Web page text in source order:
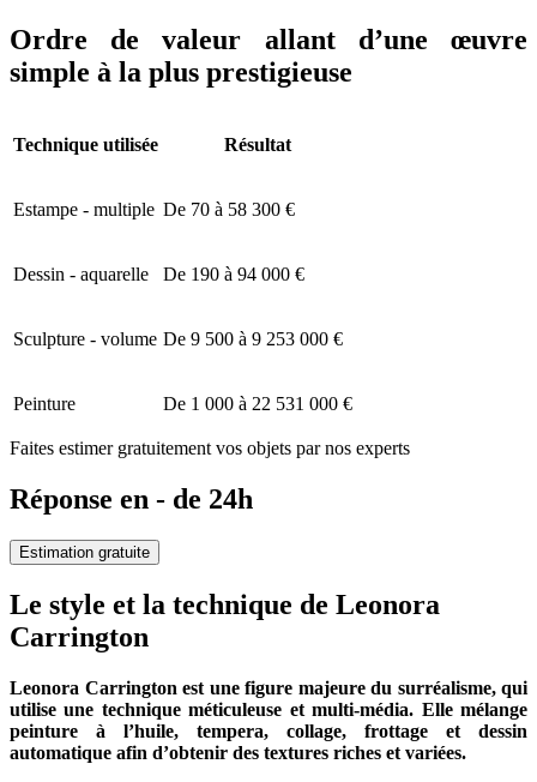
Ordre de valeur allant d’une œuvre
simple à la plus prestigieuse
Technique utilisée Résultat
Estampe - multiple De 70 à 58 300 €
Dessin - aquarelle De 190 à 94 000 €
Sculpture - volume De 9 500 à 9 253 000 €
Peinture De 1 000 à 22 531 000 €
Faites estimer gratuitement vos objets par nos experts
Réponse en - de 24h
Estimation gratuite
Le style et la technique de Leonora
Carrington
Leonora Carrington est une figure majeure du surréalisme, qui
utilise une technique méticuleuse et multi-média. Elle mélange
peinture à l’huile, tempera, collage, frottage et dessin
automatique afin d’obtenir des textures riches et variées.